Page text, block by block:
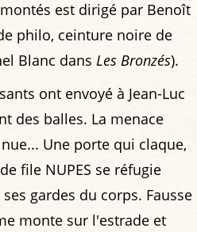
est dirigé par Benoît
philo, ceinture noire de
Blanc dans Les Bronzés).
ont envoyé à Jean-Luc
des balles. La menace
Une porte qui claque,
file NUPES se réfugie
gardes du corps. Fausse
monte sur l'estrade et